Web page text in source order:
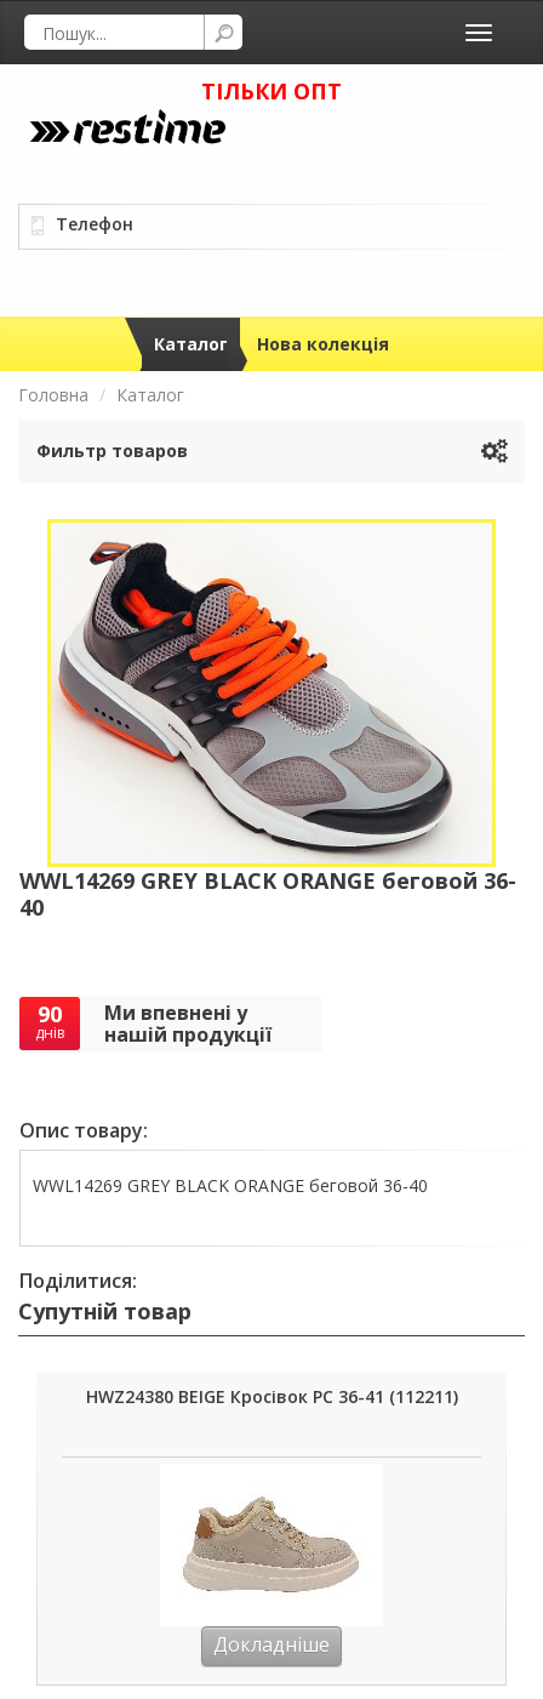
Toggle
ТІЛЬКИ ОПТ
Телефон
Каталог Нова колекція
Головна Каталог
Фильтр товаров
WWL14269 GREY BLACK ORANGE беговой 36-
40
90
днів
Ми впевнені у
нашій продукції
Опис товару:
WWL14269 GREY BLACK ORANGE беговой 36-40
Поділитися:
Супутній товар
HWZ24380 BEIGE Кросівок РС 36-41 (112211)
Докладніше